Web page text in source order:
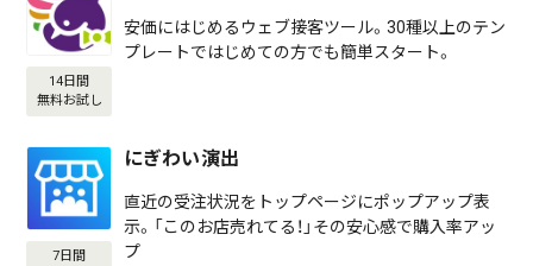
14日間
無料お試し
安価にはじめるウェブ接客ツール。30種以上のテン
プレートではじめての方でも簡単スタート。
7日間
にぎわい演出
直近の受注状況をトップページにポップアップ表
示。「このお店売れてる！」その安心感で購入率アッ
プ